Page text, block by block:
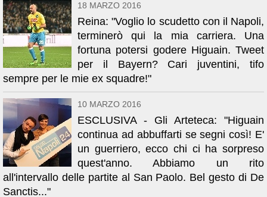
18 MARZO 2016
Reina: "Voglio lo scudetto con il Napoli,
terminerò qui la mia carriera. Una
fortuna potersi godere Higuain. Tweet
per il Bayern? Cari juventini, tifo
sempre per le mie ex squadre!"
10 MARZO 2016
ESCLUSIVA - Gli Arteteca: "Higuain
continua ad abbuffarti se segni così! E'
un guerriero, ecco chi ci ha sorpreso
quest'anno. Abbiamo un rito
all'intervallo delle partite al San Paolo. Bel gesto di De
Sanctis..."